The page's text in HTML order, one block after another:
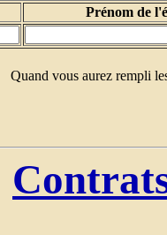
Prénom de
Quand vous aurez rempli